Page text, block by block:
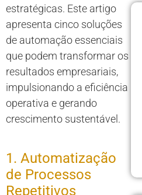
estratégicas. Este artigo
apresenta cinco soluções
de automação essenciais
que podem transformar os
resultados empresariais,
impulsionando a eficiência
operativa e gerando
crescimento sustentável.
1. Automatização
de Processos
Repetitivos